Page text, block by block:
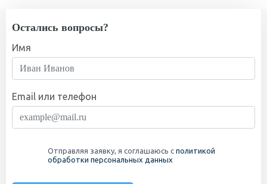
Остались вопросы?
Имя
Email или телефон
Отправляя заявку, я соглашаюсь с политикой
обработки персональных данных